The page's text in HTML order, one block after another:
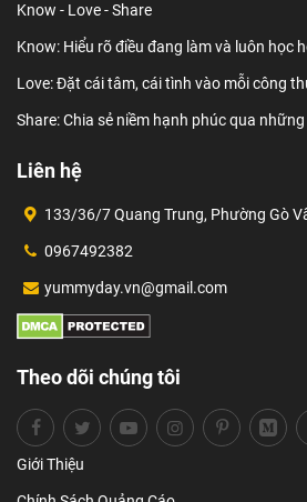
Know - Love - Share
Know: Hiểu rõ điều đang làm và luôn học
Love: Đặt cái tâm, cái tình vào mỗi công
Share: Chia sẻ niềm hạnh phúc qua
Liên hệ
133/36/7 Quang Trung, Phường Gò
0967492382
yummyday.vn@gmail.com
Theo dõi chúng tôi
Giới Thiệu